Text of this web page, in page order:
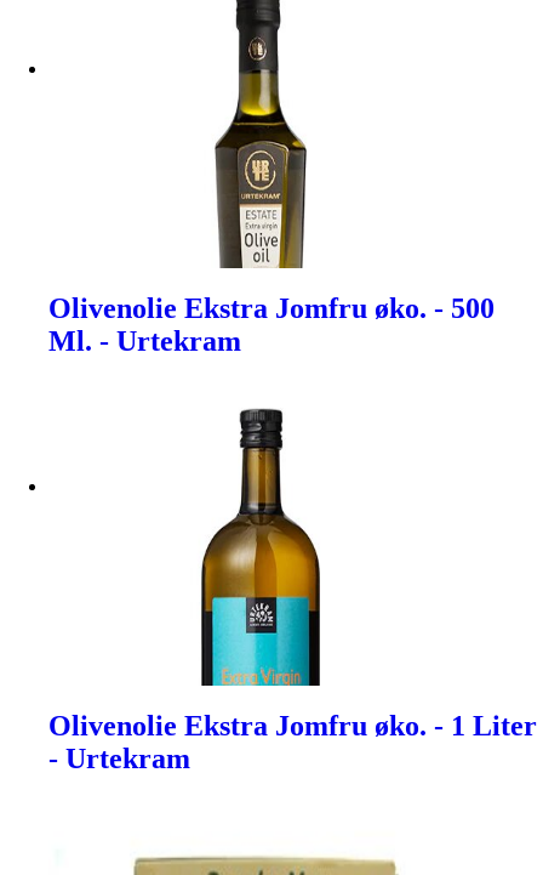
Olivenolie Ekstra Jomfru øko. - 500
Ml. - Urtekram
Olivenolie Ekstra Jomfru øko. - 1 Liter
- Urtekram